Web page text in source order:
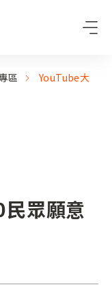
區
YouTube大
眾願意